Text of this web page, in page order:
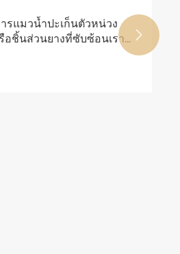
แมวน้ำปะเก็นตัวหน่วง
อชิ้นส่วนยางที่ซับซ้อนเรา
ผลิตภัณฑ์ที่ไร้ที่ติ เป็น
รับโซลูชั่นที่เชื่อถือได้และ
